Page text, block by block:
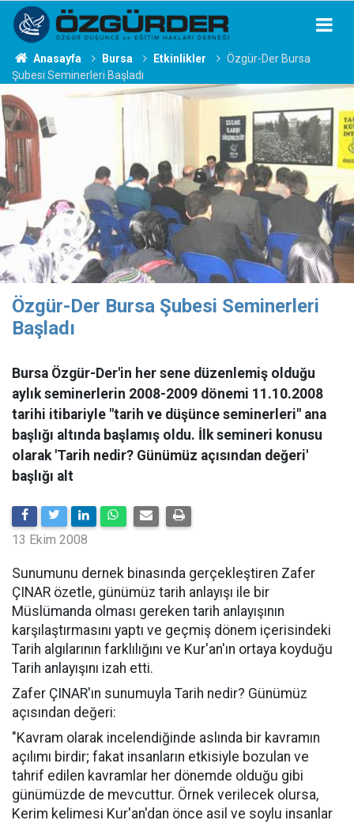
Anasayfa Bursa Etkinlikler
Özgür-Der Bursa
Şubesi Seminerleri Başladı
Özgür-Der Bursa Şubesi Seminerleri
Başladı
Bursa Özgür-Der'in her sene düzenlemiş olduğu
aylık seminerlerin 2008-2009 dönemi 11.10.2008
tarihi itibariyle "tarih ve düşünce seminerleri" ana
başlığı altında başlamış oldu. İlk semineri konusu
olarak 'Tarih nedir? Günümüz açısından değeri'
başlığı alt
13 Ekim 2008
Sunumunu dernek binasında gerçekleştiren Zafer
ÇINAR özetle, günümüz tarih anlayışı ile bir
Müslümanda olması gereken tarih anlayışının
karşılaştırmasını yaptı ve geçmiş dönem içerisindeki
Tarih algılarının farklılığını ve Kur'an'ın ortaya koyduğu
Tarih anlayışını izah etti.
Zafer ÇINAR'ın sunumuyla Tarih nedir? Günümüz
açısından değeri:
"Kavram olarak incelendiğinde aslında bir kavramın
açılımı birdir; fakat insanların etkisiyle bozulan ve
tahrif edilen kavramlar her dönemde olduğu gibi
günümüzde de mevcuttur. Örnek verilecek olursa,
Kerim kelimesi Kur'an'dan önce asil ve soylu insanlar